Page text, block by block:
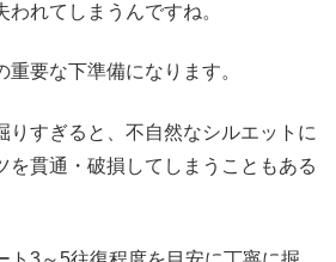
われてしまうんですね。
要な下準備になります。
りすぎると、不自然なシルエットに
を貫通・破損してしまうこともある